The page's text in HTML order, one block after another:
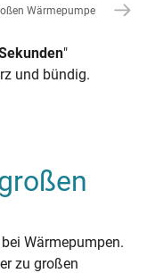
Wärmepumpe
"
und bündig.
Wärmepumpen.
zu großen